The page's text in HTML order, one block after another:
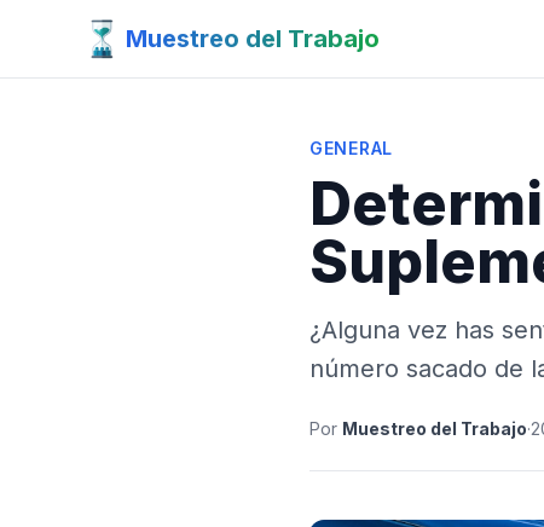
Muestreo del Trabajo
GENERAL
¿Alguna vez has
número sacado de
Por Muestreo del Trabajo·